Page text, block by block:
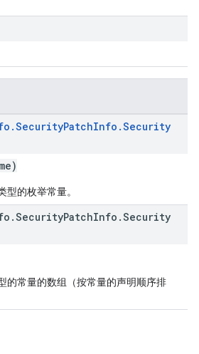
.SecurityPatchInfo .Security
型的枚举常量。
.SecurityPatchInfo .Security
的常量的数组（按常量的声明顺序排